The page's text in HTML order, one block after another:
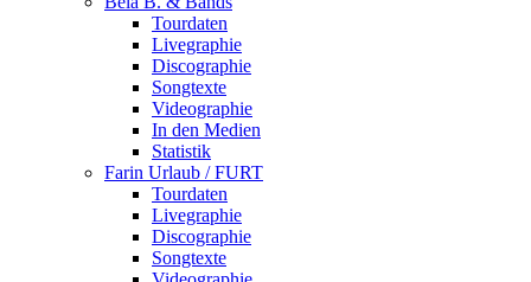
Tourdaten
Livegraphie
Discographie
Songtexte
Videographie
In den Medien
Statistik
Farin Urlaub / FURT
Tourdaten
Livegraphie
Discographie
Songtexte